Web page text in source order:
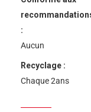
:
Aucun
Recyclage :
Chaque 2ans